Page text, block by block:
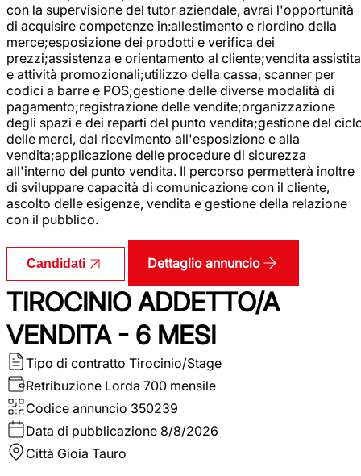
con la supervisione del tutor aziendale, avrai l'opportunità
di acquisire competenze in:allestimento e riordino della
merce;esposizione dei prodotti e verifica dei
prezzi;assistenza e orientamento al cliente;vendita assistita
e attività promozionali;utilizzo della cassa, scanner per
codici a barre e POS;gestione delle diverse modalità di
pagamento;registrazione delle vendite;organizzazione
degli spazi e dei reparti del punto vendita;gestione del
delle merci, dal ricevimento all'esposizione e alla
vendita;applicazione delle procedure di sicurezza
all'interno del punto vendita. Il percorso permetterà inoltre
di sviluppare capacità di comunicazione con il cliente,
ascolto delle esigenze, vendita e gestione della relazione
con il pubblico.
Candidati Dettaglio annuncio
TIROCINIO ADDETTO/A
VENDITA - 6 MESI
Tipo di contratto Tirocinio/Stage
Retribuzione Lorda 700 mensile
Codice annuncio 350239
Data di pubblicazione 8/8/2026
Città Gioia Tauro